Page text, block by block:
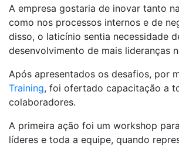
A empresa gostaria de inovar tanto
como nos processos internos e de
disso, o laticínio sentia necessidade
desenvolvimento de mais lideranças
Após apresentados os desafios, por
Training, foi ofertado capacitação a
colaboradores.
A primeira ação foi um workshop
líderes e toda a equipe, quando